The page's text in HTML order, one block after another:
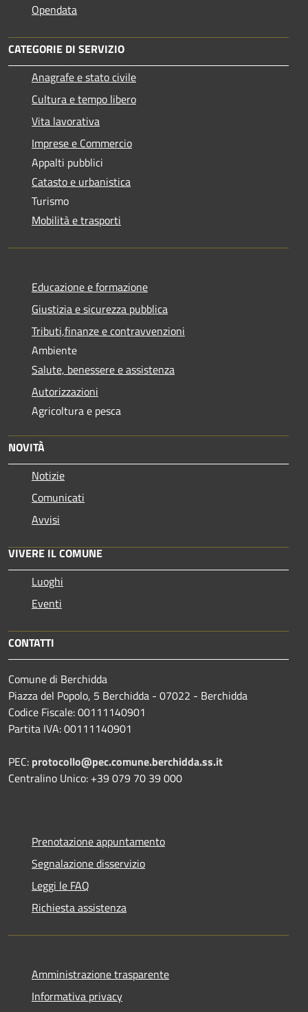
Opendata
CATEGORIE DI SERVIZIO
Anagrafe e stato civile
Cultura e tempo libero
Vita lavorativa
Imprese e Commercio
Appalti pubblici
Catasto e urbanistica
Turismo
Mobilità e trasporti
Educazione e formazione
Giustizia e sicurezza pubblica
Tributi,finanze e contravvenzioni
Ambiente
Salute, benessere e assistenza
Autorizzazioni
Agricoltura e pesca
NOVITÀ
Notizie
Comunicati
Avvisi
VIVERE IL COMUNE
Luoghi
Eventi
CONTATTI
Comune di Berchidda
Piazza del Popolo, 5 Berchidda - 07022 - Berchidda
Codice Fiscale: 00111140901
Partita IVA: 00111140901
PEC: protocollo@pec.comune.berchidda.ss.it
Centralino Unico: +39 079 70 39 000
Prenotazione appuntamento
Segnalazione disservizio
Leggi le FAQ
Richiesta assistenza
Amministrazione trasparente
Informativa privacy